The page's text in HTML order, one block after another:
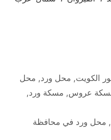
الكويت, محل ورد, محل
عروس, مسكة ورد,
, محل ورد في محافظة